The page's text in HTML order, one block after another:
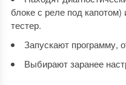
блоке с реле под
тестер.
Запускают программу,
Выбирают заранее